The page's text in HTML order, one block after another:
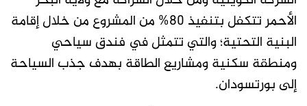
الأحمر تتكفل بتنفيذ 80% من المشروع من خلال إقامة
البنية التحتية؛ والتي تتمثل في فندق سياحي
ومنطقة سكنية ومشاريع الطاقة بهدف جذب السياحة
إلى بورتسودان.